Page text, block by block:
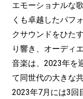
エモーショナルな
くも卓越したパフ
クサウンドをひた
り響き、オーディ
音楽は、2023年を
て同世代の大きな
2023年7月には3回